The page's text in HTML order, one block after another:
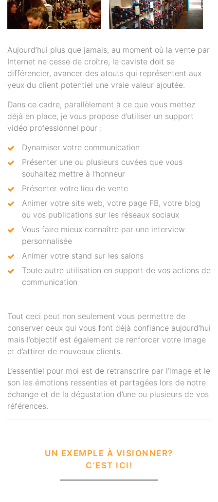
Aujourd’hui plus que jamais, au moment où la vente par
Internet ne cesse de croître, le caviste doit se
différencier, avancer des atouts qui représentent aux
yeux du client potentiel une vraie valeur ajoutée.
Dans ce cadre, parallèlement à ce que vous mettez
déjà en place, je vous propose d’utiliser un support
vidéo professionnel pour :
Dynamiser votre communication
Présenter une ou plusieurs cuvées que vous
souhaitez mettre à l’honneur
Présenter votre lieu de vente
Animer votre site web, votre page FB, votre blog
ou vos publications sur les réseaux sociaux
Vous faire mieux connaître par une interview
personnalisée
Animer votre stand sur les salons
Toute autre utilisation en support de vos actions de
communication
Tout ceci peut non seulement vous permettre de
conserver ceux qui vous font déjà confiance aujourd’hui
mais l’objectif est également de renforcer votre image
et d’attirer de nouveaux clients.
L’essentiel pour moi est de retranscrire par l’image et le
son les émotions ressenties et partagées lors de notre
échange et de la dégustation d’une ou plusieurs de vos
références.
UN EXEMPLE À VISIONNER?
C’EST ICI!